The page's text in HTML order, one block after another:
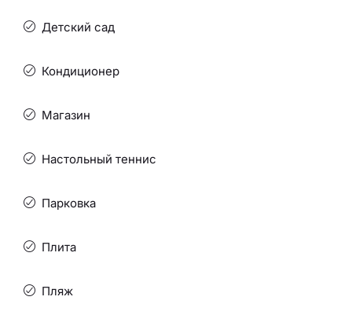
Детский сад
Кондиционер
Магазин
Настольный теннис
Парковка
Плита
Пляж